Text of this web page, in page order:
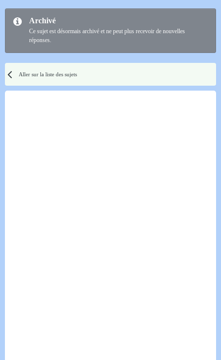
Archivé
Ce sujet est désormais archivé et ne peut plus recevoir de nouvelles
réponses.
Aller sur la liste des sujets